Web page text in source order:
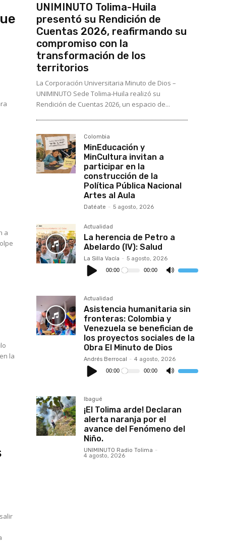
a
la
UNIMINUTO Tolima-Huila
presentó su Rendición de
Cuentas 2026, reafirmando su
compromiso con la
transformación de los
territorios
La Corporación Universitaria Minuto de Dios –
UNIMINUTO Sede Tolima-Huila realizó su
Rendición de Cuentas 2026, un espacio de...
Colombia
MinEducación y
MinCultura invitan a
participar en la
construcción de la
Política Pública Nacional
Artes al Aula
Datéate - 5 agosto, 2026
Actualidad
La herencia de Petro a
Abelardo (IV): Salud
La Silla Vacía - 5 agosto, 2026
Reproductor
de
audio
00:00 00:00
Utiliza
para
disminuir
el
volumen.
Actualidad
Asistencia humanitaria sin
fronteras: Colombia y
Venezuela se benefician de
los proyectos sociales de la
Obra El Minuto de Dios
Andrés Berrocal - 4 agosto, 2026
Reproductor
de
audio
00:00 00:00
Utiliza
para
o
disminuir
Ibagué
¡El Tolima arde! Declaran
alerta naranja por el
avance del Fenómeno del
Niño.
UNIMINUTO Radio Tolima -
4 agosto, 2026